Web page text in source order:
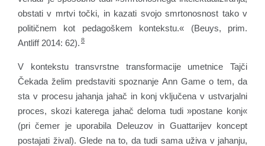
obstati v mrtvi točki, in kazati svojo smrtonosnost tako v
političnem kot pedagoškem kontekstu.« (Beuys, prim.
Antliff 2014: 62). 8
V kontekstu transvrstne transformacije umetnice Tajči
Čekada želim predstaviti spoznanje Ann Game o tem, da
sta v procesu jahanja jahač in konj vključena v ustvarjalni
proces, skozi katerega jahač deloma tudi »postane konj«
(pri čemer je uporabila Deleuzov in Guattarijev koncept
postajati žival). Glede na to, da tudi sama uživa v jahanju,